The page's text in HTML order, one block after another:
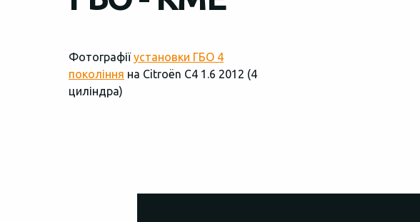
Фотографіїустановки ГБО 4
покоління на Citroën C4 1.6 2012 (4
циліндра)